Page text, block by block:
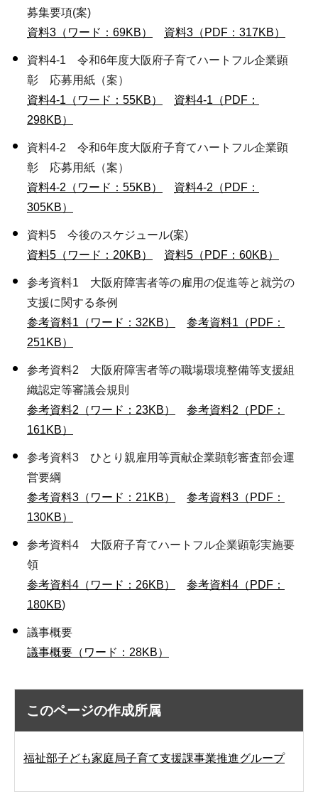
募集要項(案)
資料3（ワード：69KB）
資料3（PDF：317KB）
資料4-1 令和6年度大阪府子育てハートフル企業顕
彰 応募用紙（案）
資料4-1（ワード：55KB）
資料4-1（PDF：
298KB）
資料4-2 令和6年度大阪府子育てハートフル企業顕
彰 応募用紙（案）
資料4-2（ワード：55KB）
資料4-2（PDF：
305KB）
資料5 今後のスケジュール(案)
資料5（ワード：20KB）
資料5（PDF：60KB）
参考資料1 大阪府障害者等の雇用の促進等と就労の
支援に関する条例
参考資料1（ワード：32KB）
参考資料1（PDF：
251KB）
参考資料2 大阪府障害者等の職場環境整備等支援組
織認定等審議会規則
参考資料2（ワード：23KB）
参考資料2（PDF：
161KB）
参考資料3 ひとり親雇用等貢献企業顕彰審査部会運
営要綱
参考資料3（ワード：21KB）
参考資料3（PDF：
130KB）
参考資料4 大阪府子育てハートフル企業顕彰実施要
領
参考資料4（ワード：26KB）
参考資料4（PDF：
180KB)
議事概要
議事概要（ワード：28KB）
このページの作成所属
福祉部子ども家庭局子育て支援課事業推進グループ